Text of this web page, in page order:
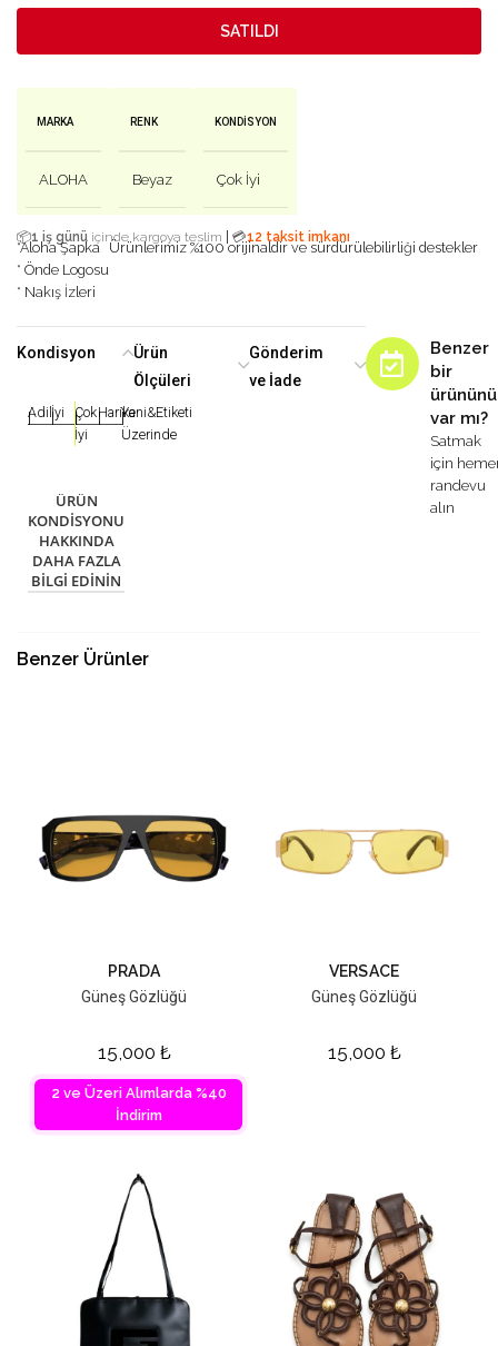
SATILDI
MARKA
ALOHA
RENK
Beyaz
KONDISYON
Çok İyi
📦1 iş günü içinde kargoya teslim 💳12 taksit imkanı
*Aloha Şapka
* Önde Logosu
* Nakış İzleri
Ürünlerimiz %100 orijinaldir ve sürdürülebilirliği destekler
Kondisyon
|Adil|İyi |Çok
İyi
|Harika
|Yeni&Etiketi
Üzerinde
ÜRÜN
KONDISYONU
HAKKINDA
DAHA FAZLA
BILGI EDININ
Ürün
Ölçüleri
Gönderim
ve İade
Benzer
bir
var mı?
Satmak
için
randevu
alın
Benzer Ürünler
PRADA
Güneş Gözlüğü
15,000 ₺
2 ve Üzeri Alımlarda %40
İndirim
VERSACE
Güneş Gözlüğü
15,000 ₺